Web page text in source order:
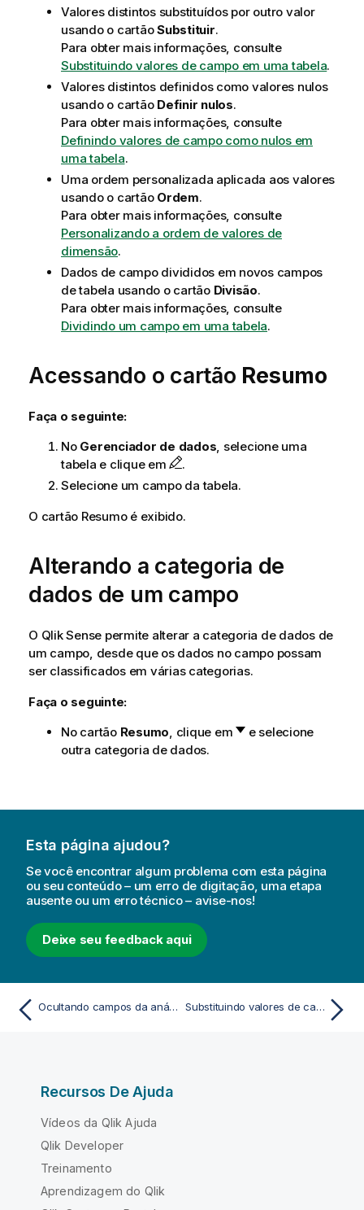
Valores distintos substituídos por outro valor
usando o cartãoSubstituir.
Para obter mais informações, consulte
Substituindo valores de campo em uma tabela.
Valores distintos definidos como valores nulos
usando o cartão Definir nulos.
Para obter mais informações, consulte
Definindo valores de campo como nulos em
uma tabela.
Uma ordem personalizada aplicada aos valores
usando o cartão Ordem.
Para obter mais informações, consulte
Personalizando a ordem de valores de
dimensão.
Dados de campo divididos em novos campos
de tabela usando o cartão Divisão.
Para obter mais informações, consulte
Dividindo um campo em uma tabela.
Acessando o cartão Resumo
Faça o seguinte:
No Gerenciador de dados, selecione uma
tabela e clique em
.
Selecione um campo da tabela.
O cartão Resumo é exibido.
Alterando a categoria de
dados de um campo
O Qlik Sense permite alterar a categoria de dados de
um campo, desde que os dados no campo possam
ser classificados em várias categorias.
Faça o seguinte:
No cartão Resumo, clique em
e selecione
outra categoria de dados.
Esta página ajudou?
Se você encontrar algum problema com esta página
ou seu conteúdo – um erro de digitação, uma etapa
ausente ou um erro técnico – avise-nos!
Deixe seu feedback aqui
Ocultando campos da análise Substituindo valores de campo em uma tabela
Recursos De Ajuda
Vídeos da Qlik Ajuda
Qlik Developer
Treinamento
Aprendizagem do Qlik